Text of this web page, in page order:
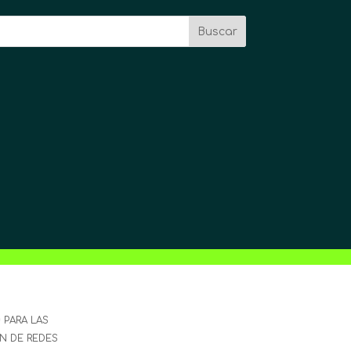
Buscar
LAS
DE REDES